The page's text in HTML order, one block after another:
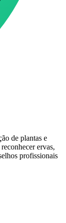
de plantas e
ervas,
profissionais